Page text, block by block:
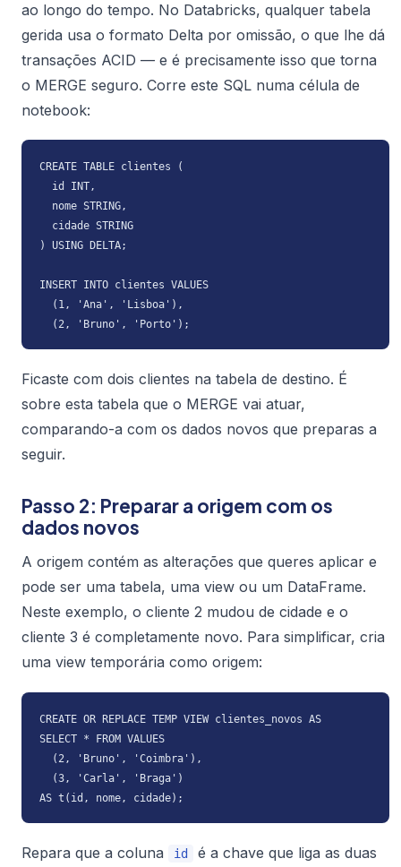
ao longo do tempo. No Databricks, qualquer tabela
gerida usa o formato Delta por omissão, o que lhe dá
transações ACID — e é precisamente isso que torna
o MERGE seguro. Corre este SQL numa célula de
notebook:
CREATE TABLE clientes (
  id INT,
  nome STRING,
  cidade STRING
) USING DELTA;
INSERT INTO clientes VALUES
  (1, 'Ana', 'Lisboa'),
  (2, 'Bruno', 'Porto');
Ficaste com dois clientes na tabela de destino. É
sobre esta tabela que o MERGE vai atuar,
comparando-a com os dados novos que preparas a
seguir.
Passo 2: Preparar a origem com os
dados novos
A origem contém as alterações que queres aplicar e
pode ser uma tabela, uma view ou um DataFrame.
Neste exemplo, o cliente 2 mudou de cidade e o
cliente 3 é completamente novo. Para simplificar, cria
uma view temporária como origem:
CREATE OR REPLACE TEMP VIEW clientes_novos AS
SELECT * FROM VALUES
  (2, 'Bruno', 'Coimbra'),
  (3, 'Carla', 'Braga')
AS t(id, nome, cidade);
Repara que a coluna id
é a chave que liga as duas